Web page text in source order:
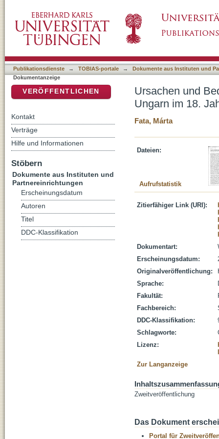
Publikationsdienste → TOBIAS-portale →
Dokumente aus Instituten und
Dokumentanzeige
Ursachen und
Ungarn im 18.
Fata, Márta
Dateien:
Aufrufstatistik
Zitierfähiger Link (URI):
Dokumentart:
Erscheinungsdatum:
Originalveröffentlichung:
Sprache:
Fakultät:
Fachbereich:
DDC-Klassifikation:
Schlagworte:
Lizenz:
Zur Langanzeige
Zweitveröffentlichung
Das Dokument
Portal für
VERÖFFENTLICHEN
Kontakt
Verträge
Hilfe und Informationen
Stöbern
Dokumente aus Instituten und
Partnereinrichtungen
Erscheinungsdatum
Autoren
Titel
DDC-Klassifikation